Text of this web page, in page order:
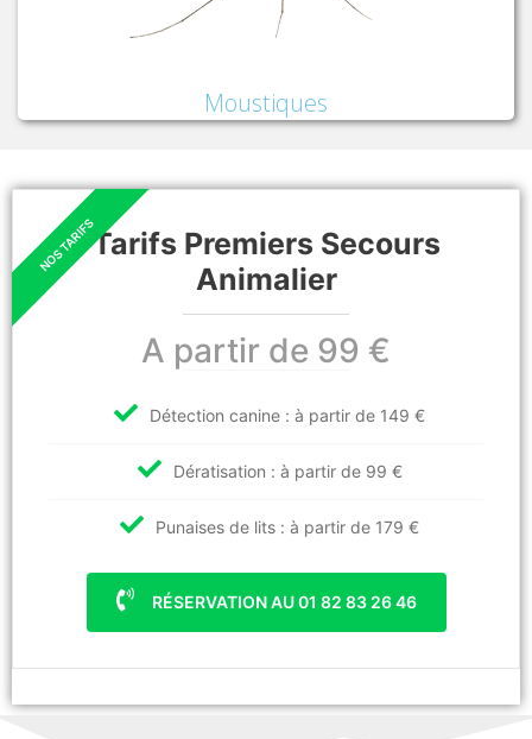
Moustiques
Tarifs Premiers Secours
Animalier
A partir de 99 €
Détection canine : à partir de 149 €
Dératisation : à partir de 99 €
Punaises de lits : à partir de 179 €
RÉSERVATION AU 01 82 83 26 46